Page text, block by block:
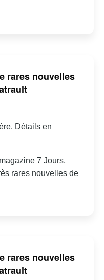
rares nouvelles
Détails en
7 Jours,
rares nouvelles de
rares nouvelles